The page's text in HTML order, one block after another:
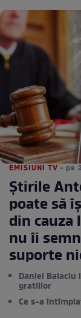
EMISIUNI TV • pe
Știrile
poate să
din cauza
nu îi
suporte
Daniel Balaciu
gratiilor
Ce s-a